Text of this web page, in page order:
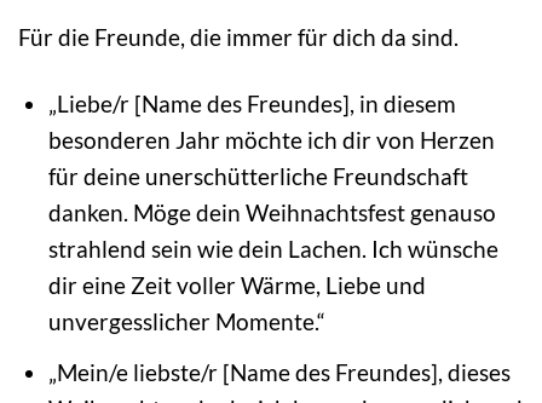
Für die Freunde, die immer für dich da sind.
„Liebe/r [Name des Freundes], in diesem
besonderen Jahr möchte ich dir von Herzen
für deine unerschütterliche Freundschaft
danken. Möge dein Weihnachtsfest genauso
strahlend sein wie dein Lachen. Ich wünsche
dir eine Zeit voller Wärme, Liebe und
unvergesslicher Momente.“
„Mein/e liebste/r [Name des Freundes], dieses